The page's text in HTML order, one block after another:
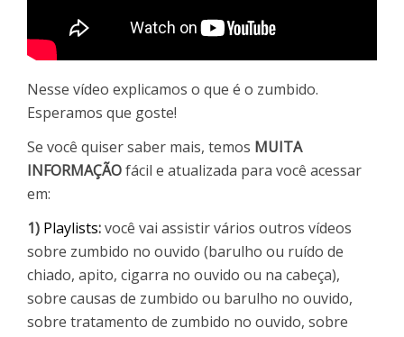
Nesse vídeo explicamos o que é o zumbido.
Esperamos que goste!
Se você quiser saber mais, temos MUITA
INFORMAÇÃOfácil e atualizada para você acessar
em:
1) Playlists:você vai assistir vários outros vídeos
sobre zumbido no ouvido (barulho ou ruído de
chiado, apito, cigarra no ouvido ou na cabeça),
sobre causas de zumbido ou barulho no ouvido,
sobre tratamento de zumbido no ouvido, sobre